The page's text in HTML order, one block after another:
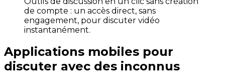
de compte : un accès direct, sans
engagement, pour discuter vidéo
instantanément.
Applications mobiles pour
discuter avec des inconnus